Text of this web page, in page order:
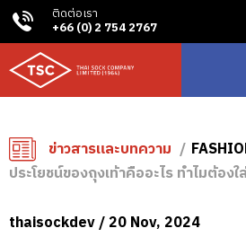
ติดต่อเรา
+66 (0) 2 754 2767
ข่าวสารและบทความ
ประโยชน์ของถุงเท้าคืออะไร ทำไมต้องใ
thaisockdev / 20 Nov, 2024